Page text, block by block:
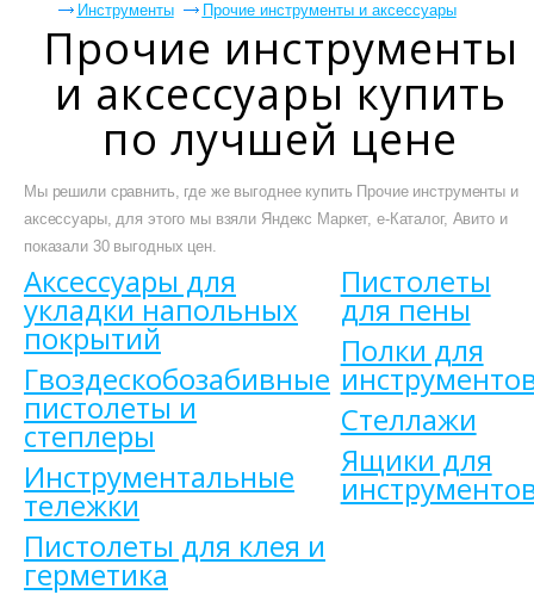
Инструменты
Прочие инструменты и аксессуары
Прочие инструменты
и аксессуары купить
по лучшей цене
Мы решили сравнить, где же выгоднее купить Прочие инструменты и
аксессуары, для этого мы взяли Яндекс Маркет, е-Каталог, Авито и
показали 30 выгодных цен.
Аксессуары для
укладки напольных
покрытий
Гвоздескобозабивные
пистолеты и
степлеры
Инструментальные
тележки
Пистолеты для клея и
герметика
Пистолеты
для пены
Полки для
Стеллажи
Ящики для